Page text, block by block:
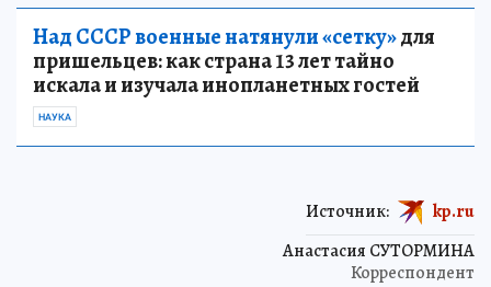
Над СССР военные натянули «сетку»для
пришельцев: как страна 13 лет тайно
искала и изучала инопланетных гостей
НАУКА
Анастасия СУТОРМИНА
Корреспондент
Источник: kp.ru